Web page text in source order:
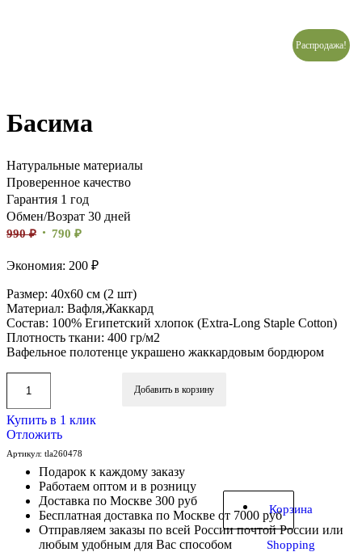
Корзина
Shopping
Распродажа!
Басима
Натуральные материалы
Проверенное качество
Гарантия 1 год
Обмен/Возрат 30 дней
990₽ 790 ₽
Экономия: 200 ₽
Размер: 40х60 см (2 шт)
Материал: Вафля,Жаккард
Состав: 100% Египетский хлопок (Extra-Long Staple Cotton)
Плотность ткани: 400 гр/м2
Вафельное полотенце украшено жаккардовым бордюром
Добавить в корзину
Купить в 1 клик
Отложить
Артикул: tla260478
Подарок к каждому заказу
Работаем оптом и в розницу
Доставка по Москве 300 руб
Бесплатная доставка по Москве от 7000 руб
Отправляем заказы по всей России почтой России или
любым удобным для Вас способом